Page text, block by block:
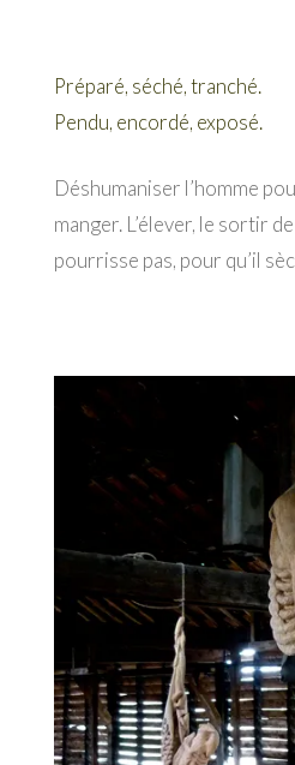
Préparé, séché, tranché.
Pendu, encordé, exposé.
Déshumaniser l’homme
manger. L’élever, le sortir
pourrisse pas, pour qu’il